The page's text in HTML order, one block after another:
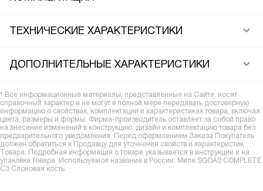
ТЕХНИЧЕСКИЕ ХАРАКТЕРИСТИКИ
ДОПОЛНИТЕЛЬНЫЕ ХАРАКТЕРИСТИКИ
* Все информационные материалы, представленные на Сайте, носят
справочный характер и не могут в полной мере передавать достоверную
информацию о свойствах, комплектации и характеристиках товара, включая
цвета, размеры и формы. Фирма-производитель оставляет за собой право
на внесение изменений в конструкцию, дизайн и комплектацию товара без
предварительного уведомления. Перед оформлением Заказа Покупатель
должен обратиться к Продавцу для уточнения свойств и характеристик
Товара. Подробная информация о товаре указывается в инструкции и на
упаковке товара. Используемое название в России: Миле SGDA0 COMPLETE
C3 Слоновая кость